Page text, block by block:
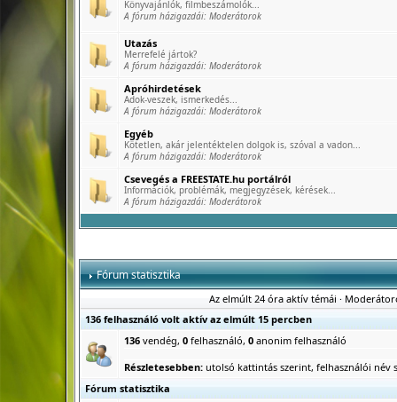
Könyvajánlók, filmbeszámolók...
A fórum házigazdái: Moderátorok
Utazás
Merrefelé jártok?
A fórum házigazdái: Moderátorok
Apróhirdetések
Adok-veszek, ismerkedés...
A fórum házigazdái: Moderátorok
Egyéb
Kötetlen, akár jelentéktelen dolgok is, szóval a vadon...
A fórum házigazdái: Moderátorok
Csevegés a FREESTATE.hu portálról
Információk, problémák, megjegyzések, kérések...
A fórum házigazdái: Moderátorok
Fórum statisztika
Az elmúlt 24 óra aktív témái ·
136 felhasználó volt aktív az elmúlt 15 percben
136vendég, 0felhasználó, 0anonim felhasználó
Részletesebben: utolsó kattintás szerint, felhasználói név
Fórum statisztika